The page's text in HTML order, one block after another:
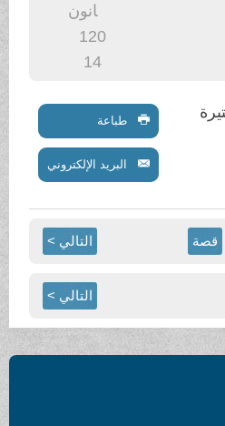
انون
120
14
طباعة
البريد الإلكتروني
التالي >
التالي >